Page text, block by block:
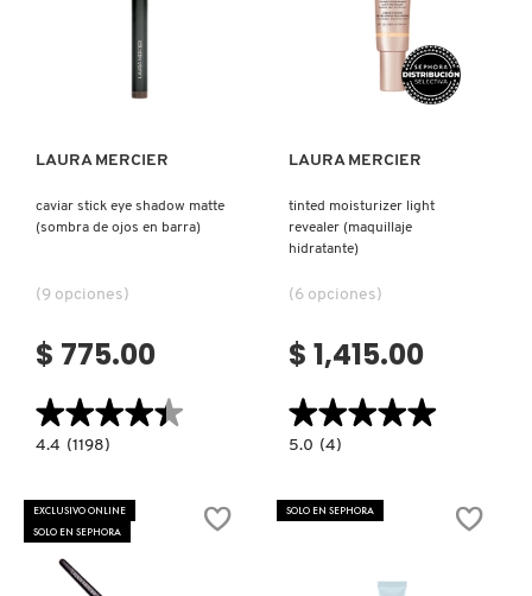
Ver más
LAURA MERCIER
caviar stick eye shadow matte
(sombra de ojos en barra)
(9 opciones)
$ 775.00
★★★★★
★★★★★
4.4
EYE
SHADOW
MATTE
OJOS
4.4 (1198)
Ver más
LAURA MERCIER
tinted moisturizer light
revealer (maquillaje
hidratante)
(6 opciones)
$ 1,415.00
★★★★★
★★★★★
5.0
LIGHT
5.0 (4)
EXCLUSIVO ONLINE
SOLO EN SEPHORA
SOLO EN SEPHORA